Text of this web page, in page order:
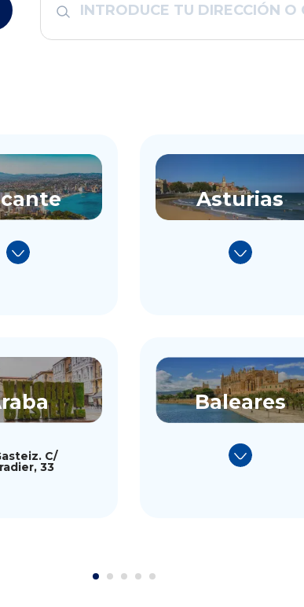
C/
33
Asturias
Baleares
1 2 3 4 5